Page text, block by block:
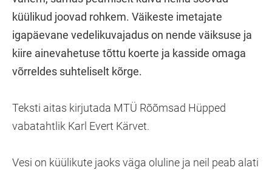
küülikud joovad rohkem. Väikeste imetajate
igapäevane vedelikuvajadus on nende väiksuse ja
kiire ainevahetuse tõttu koerte ja kasside omaga
võrreldes suhteliselt kõrge.
Teksti aitas kirjutada MTÜ Rõõmsad Hüpped
vabatahtlik Karl Evert Kärvet.
Vesi on küülikute jaoks väga oluline ja neil peab alati